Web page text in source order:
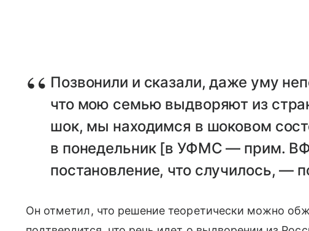
Позвонили и сказали, даже уму
что мою семью выдворяют из
шок, мы находимся в шоковом
в понедельник [в УФМС — прим.
постановление, что случилось, —
Он отметил, что решение теоретически можно